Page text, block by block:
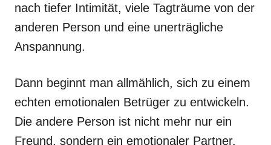
nach tiefer Intimität, viele Tagträume von der
anderen Person und eine unerträgliche
Anspannung.
Dann beginnt man allmählich, sich zu einem
echten emotionalen Betrüger zu entwickeln.
Die andere Person ist nicht mehr nur ein
Freund, sondern ein emotionaler Partner.